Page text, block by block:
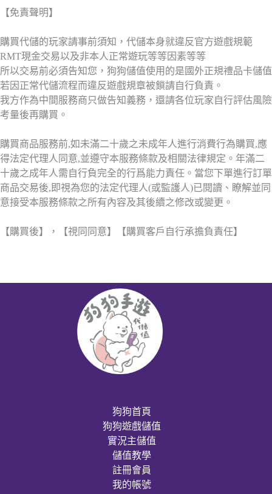
【免責聲明】
購買代儲的玩家請事前須知，代儲本身就違反官方遊戲規範
RMT現金交易以及非本人正常遊玩等等因素等等
所以交易前必須告知您，狗狗儲值使用的是國外正規禮品卡儲值
若因正常代儲流程而違反遊戲規章被鎖請自行負責。
我方作為中間服務商只做告知義務，還請各位玩家自行評估風險
考量後再購買。
購買商品服務前,如未滿二十歲之未成年人進行消費行為購買,應
得法定代理人同意,並遵守本服務條款及相關法律規定。年滿二
十歲之成年人需自行負完全的行爲能力責任。當您下單進行訂單
商品交易後,即視為您的法定代理人(或監護人)已閱讀、瞭解並同
意接受本服務條款之所有內容及其後續之修改或變更。
【購買後】，【視同同意】【購買客戶自行承擔負責任】
狗狗首頁
狗狗遊戲儲值
實況主儲值
儲值教學
註冊會員
我的帳號